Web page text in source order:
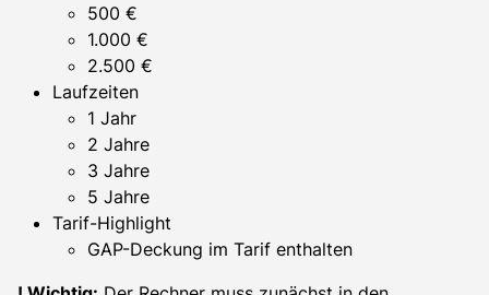
500 €
1.000 €
2.500 €
Laufzeiten
1 Jahr
2 Jahre
3 Jahre
5 Jahre
Tarif-Highlight
GAP-Deckung im Tarif enthalten